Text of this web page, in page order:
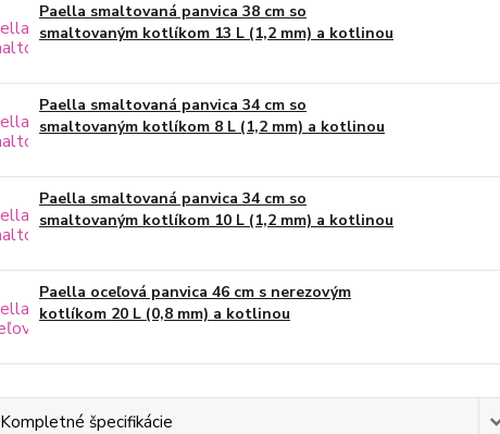
Paella smaltovaná panvica 38 cm so
smaltovaným kotlíkom 13 L (1,2 mm) a kotlinou
Paella smaltovaná panvica 34 cm so
smaltovaným kotlíkom 8 L (1,2 mm) a kotlinou
Paella smaltovaná panvica 34 cm so
smaltovaným kotlíkom 10 L (1,2 mm) a kotlinou
Paella oceľová panvica 46 cm s nerezovým
kotlíkom 20 L (0,8 mm) a kotlinou
Kompletné špecifikácie